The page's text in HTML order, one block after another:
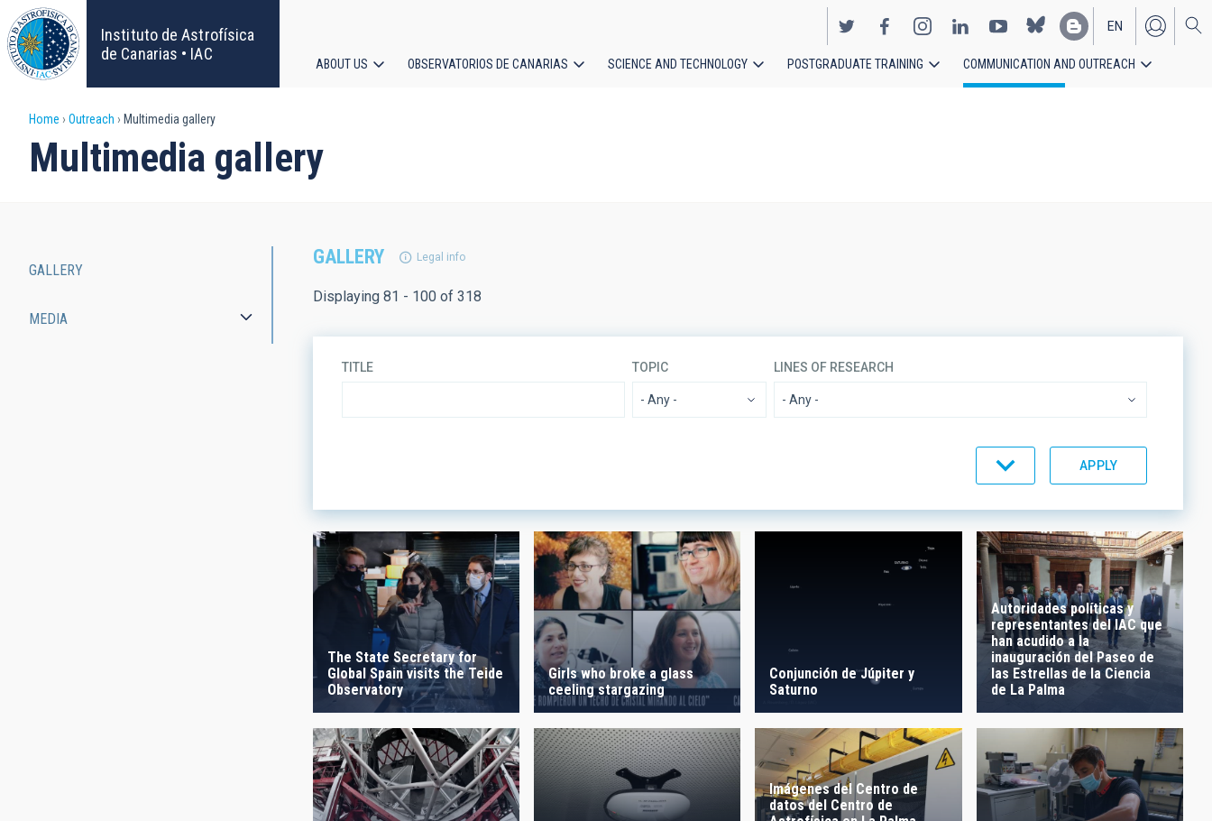
Skip
to
main
content
Instituto de Astrofísica
de Canarias • IAC
EN
ES
ABOUT US OBSERVATORIOS DE CANARIAS SCIENCE AND TECHNOLOGY POSTGRADUATE TRAINING COMMUNICATION AND OUTREACH
Breadcrumb
Home Outreach Multimedia gallery
Multimedia gallery
GALLERY Legal info
Displaying 81 - 100 of 318
TITLE TOPIC
- Any -
LINES OF RESEARCH
ASTROPHYSICAL
- Any -
AUTHORED ON SORT BY
The State Secretary for
Global Spain visits the Teide
Observatory
Girls who broke a glass
ceeling stargazing
Conjunción de Júpiter y
Saturno
Autoridades políticas y
representantes del IAC que
han acudido a la
inauguración del Paseo de
las Estrellas de la Ciencia
de La Palma
Imágenes del Centro de
datos del Centro de
navigation
GALLERY
MEDIA